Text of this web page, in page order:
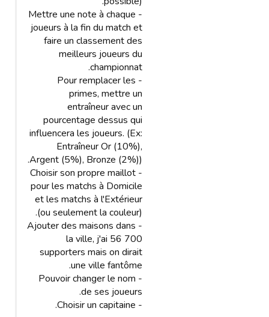
- Mettre une note à chaque
joueurs à la fin du match et
faire un classement des
meilleurs joueurs du
championnat.
- Pour remplacer les
primes, mettre un
entraîneur avec un
pourcentage dessus qui
influencera les joueurs. (Ex:
Entraîneur Or (10%),
Argent (5%), Bronze (2%)).
- Choisir son propre maillot
pour les matchs à Domicile
et les matchs à l'Extérieur
(ou seulement la couleur).
- Ajouter des maisons dans
la ville, j'ai 56 700
supporters mais on dirait
une ville fantôme.
- Pouvoir changer le nom
de ses joueurs.
- Choisir un capitaine.